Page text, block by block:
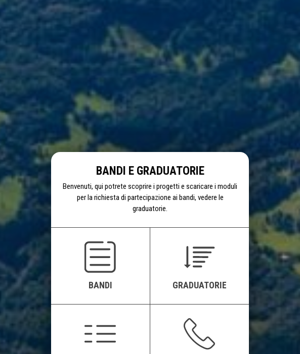
BANDI E GRADUATORIE
Benvenuti, qui potrete scoprire i progetti e scaricare i moduli
per la richiesta di partecipazione ai bandi, vedere le
graduatorie.
BANDI GRADUATORIE